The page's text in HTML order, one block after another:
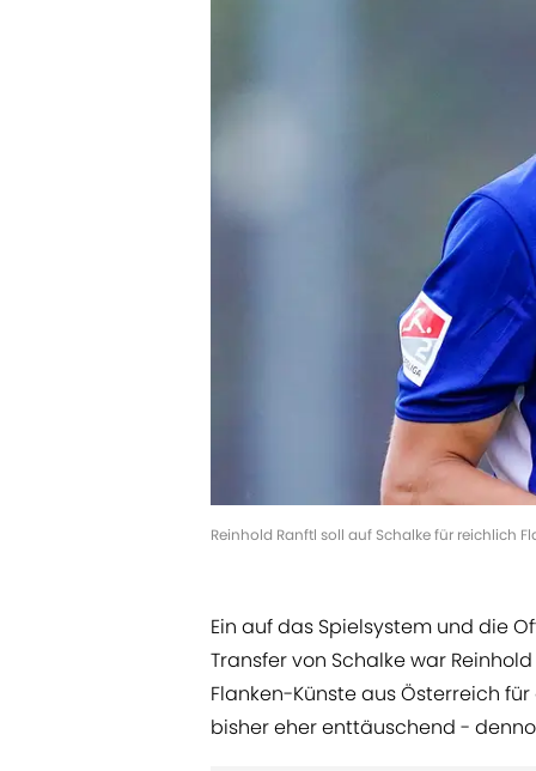
Reinhold Ranftl soll auf Schalke für reichlich
Ein auf das Spielsystem und die
Transfer von Schalke war
Flanken-Künste aus Österreich
bisher eher enttäuschend -